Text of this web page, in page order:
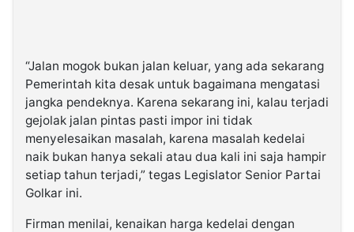
“Jalan mogok bukan jalan keluar, yang ada sekarang
Pemerintah kita desak untuk bagaimana mengatasi
jangka pendeknya. Karena sekarang ini, kalau terjadi
gejolak jalan pintas pasti impor ini tidak
menyelesaikan masalah, karena masalah kedelai
naik bukan hanya sekali atau dua kali ini saja hampir
setiap tahun terjadi,” tegas Legislator Senior Partai
Golkar ini.
Firman menilai, kenaikan harga kedelai dengan